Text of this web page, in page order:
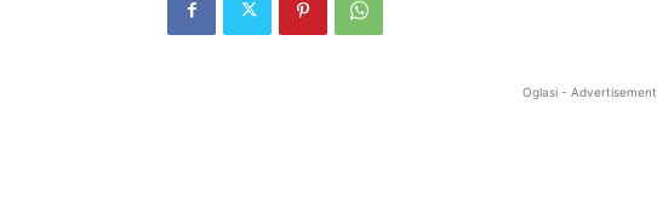
Oglasi - Advertisement